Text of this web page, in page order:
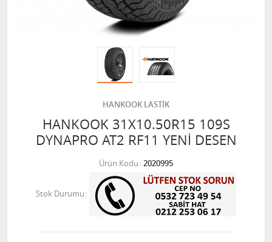
HANKOOK LASTİK
HANKOOK 31X10.50R15 109S
DYNAPRO AT2 RF11 YENİ DESEN
Ürün Kodu 2020995
Stok Durumu